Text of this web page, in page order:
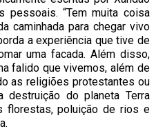
pessoais. “Tem muita coisa
caminhada para chegar vivo
a experiência que tive de
uma facada. Além disso,
falido que vivemos, além de
as religiões protestantes ou
destruição do planeta Terra
florestas, poluição de rios e